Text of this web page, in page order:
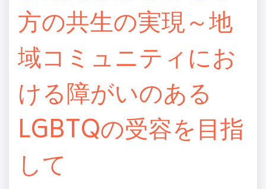
方の共生の実現～地
域コミュニティにお
ける障がいのある
LGBTQの受容を目指
して